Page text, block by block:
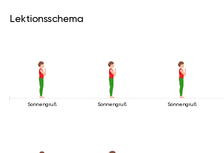
Lektionsschema
Sonnengruß Sonnengruß Sonnengruß